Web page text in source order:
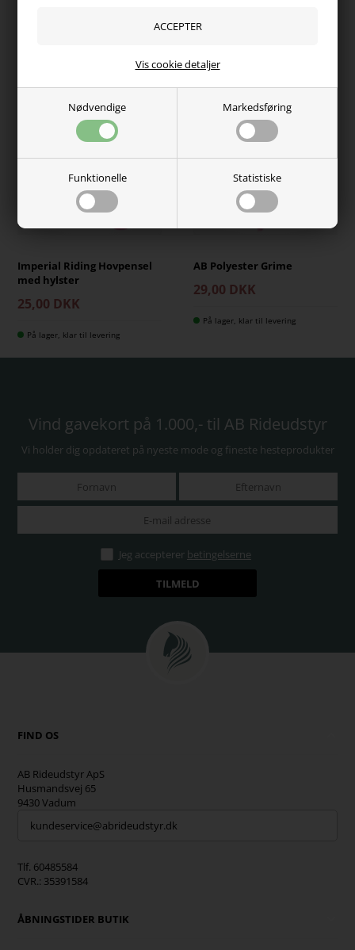
Nødvendige Markedsføring
Funktionelle Statistiske
Vis cookie detaljer
Fri fragt over 750,-
Imperial Riding Hovpensel
med hylster
25,00 DKK
På lager, klar til levering
AB Polyester Grime
29,00 DKK
På lager, klar til levering
Vind gavekort på 1.000,- til AB Rideudstyr
Vi holder dig opdateret på nyeste mode og fineste hesteprodukter
Jeg accepterer betingelserne
FIND OS
AB Rideudstyr ApS
Husmandsvej 65
9430 Vadum
kundeservice@abrideudstyr.dk
Tlf. 60485584
CVR.: 35391584
ÅBNINGSTIDER BUTIK